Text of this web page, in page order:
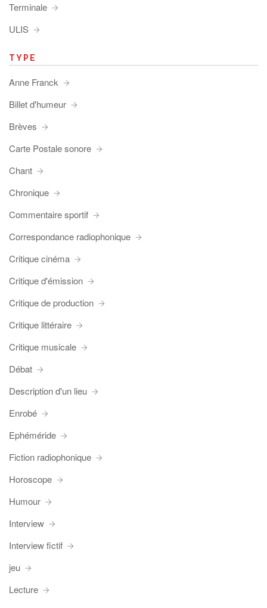
Terminale
ULIS
TYPE
Anne Franck
Billet d'humeur
Brèves
Carte Postale sonore
Chant
Chronique
Commentaire sportif
Correspondance radiophonique
Critique cinéma
Critique d'émission
Critique de production
Critique littéraire
Critique musicale
Débat
Description d'un lieu
Enrobé
Ephéméride
Fiction radiophonique
Horoscope
Humour
Interview
Interview fictif
jeu
Lecture